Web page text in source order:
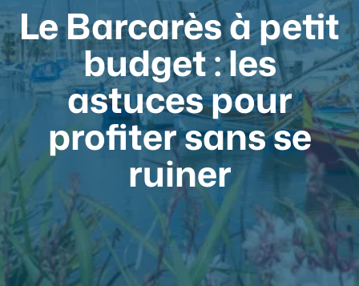
Le Barcarès à petit
budget : les
astuces pour
profiter sans se
ruiner